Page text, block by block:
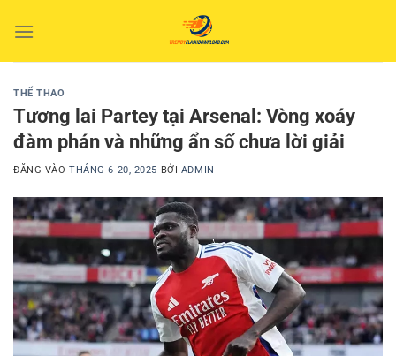
qua
THỂ THAO
Tương lai Partey tại Arsenal: Vòng xoáy
đàm phán và những ẩn số chưa lời giải
ĐĂNG VÀOTHÁNG 6 20, 2025 BỞI ADMIN